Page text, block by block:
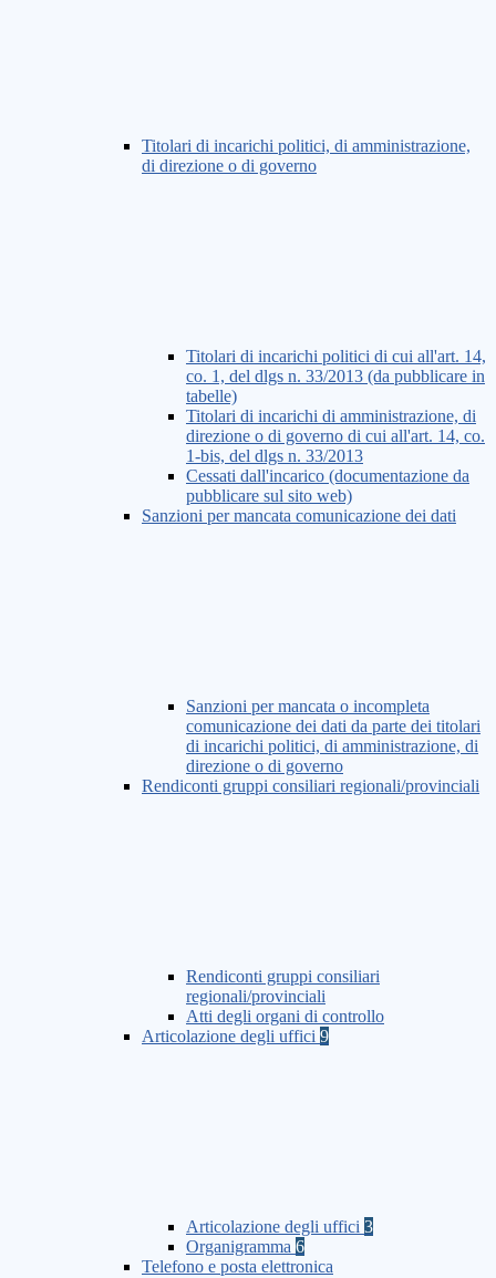
Titolari di incarichi politici, di amministrazione,
di direzione o di governo
Titolari di incarichi politici di cui all'art. 14,
co. 1, del dlgs n. 33/2013 (da pubblicare in
tabelle)
Titolari di incarichi di amministrazione, di
direzione o di governo di cui all'art. 14, co.
1-bis, del dlgs n. 33/2013
Cessati dall'incarico (documentazione da
pubblicare sul sito web)
Sanzioni per mancata comunicazione dei dati
Sanzioni per mancata o incompleta
comunicazione dei dati da parte dei titolari
di incarichi politici, di amministrazione, di
direzione o di governo
Rendiconti gruppi consiliari regionali/provinciali
Rendiconti gruppi consiliari
regionali/provinciali
Atti degli organi di controllo
Articolazione degli uffici 9
Articolazione degli uffici 3
Organigramma 6
Telefono e posta elettronica